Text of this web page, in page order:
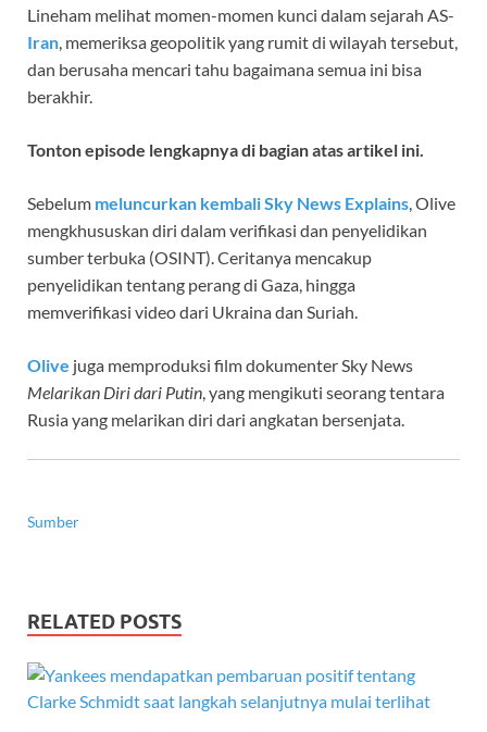
Lineham melihat momen-momen kunci dalam sejarah AS-
Iran, memeriksa geopolitik yang rumit di wilayah tersebut,
dan berusaha mencari tahu bagaimana semua ini bisa
berakhir.
Tonton episode lengkapnya di bagian atas artikel ini.
Sebelum meluncurkan kembali Sky News Explains, Olive
mengkhususkan diri dalam verifikasi dan penyelidikan
sumber terbuka (OSINT). Ceritanya mencakup
penyelidikan tentang perang di Gaza, hingga
memverifikasi video dari Ukraina dan Suriah.
Olive juga memproduksi film dokumenter Sky News
Melarikan Diri dari Putin, yang mengikuti seorang tentara
Rusia yang melarikan diri dari angkatan bersenjata.
Sumber
RELATED POSTS